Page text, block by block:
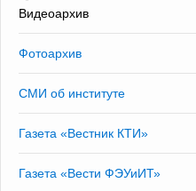
Видеоархив
Фотоархив
СМИ об институте
Газета «Вестник КТИ»
Газета «Вести ФЭУиИТ»